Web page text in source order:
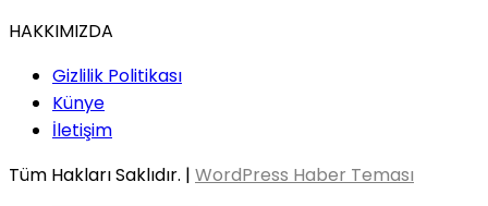
HAKKIMIZDA
Gizlilik Politikası
Künye
İletişim
Tüm Hakları Saklıdır. | WordPress Haber Teması